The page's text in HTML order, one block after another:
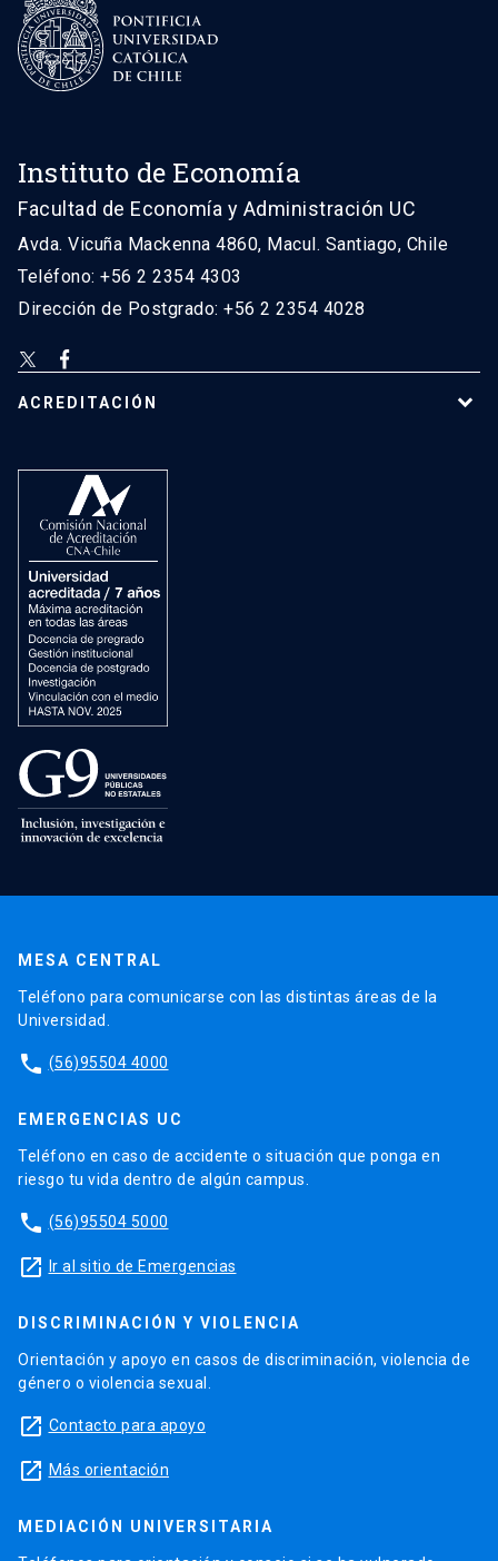
Instituto de Economía
Facultad de Economía y Administración UC
Avda. Vicuña Mackenna 4860, Macul. Santiago, Chile
Teléfono: +56 2 2354 4303
Dirección de Postgrado: +56 2 2354 4028
ACREDITACIÓN
MESA CENTRAL
Teléfono para comunicarse con las distintas áreas de la
Universidad.
phone (56)95504 4000
EMERGENCIAS UC
Teléfono en caso de accidente o situación que ponga en
riesgo tu vida dentro de algún campus.
phone (56)95504 5000
launch Ir al sitio de Emergencias
DISCRIMINACIÓN Y VIOLENCIA
Orientación y apoyo en casos de discriminación, violencia de
género o violencia sexual.
launch Contacto para apoyo
launch Más orientación
MEDIACIÓN UNIVERSITARIA